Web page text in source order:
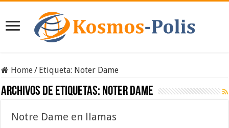
Home/ Etiqueta: Noter Dame
Archivos de etiquetas: Noter Dame
Notre Dame en llamas